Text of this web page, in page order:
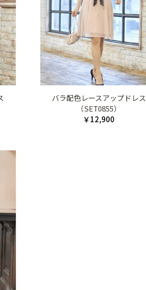
バラ配色レースアップドレス
（SET0855）
￥12,900